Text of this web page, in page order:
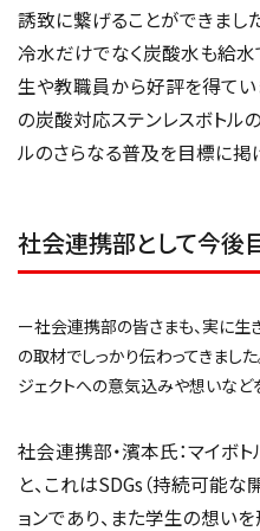
誘致に繋げることができまし
冷水だけでなく炭酸水も給水
生や教職員から好評を得てい
の炭酸対応ステンレスボトル
ルのさらなる普及を目標に掲
社会連携部として今後
ー社会連携部の皆さまも、実に生
の取材でしっかり伝わってきまし
ジェクトへの意気込みや想いなど
社会連携部・濱本氏：マイボ
と、これはSDGs（持続可能
ョンであり、また学生の想い